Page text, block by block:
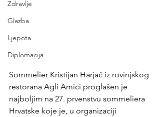
Zdravlje
Glazba
Ljepota
Diplomacija
Sommelier Kristijan Harjač iz rovinjskog
restorana Agli Amici proglašen je
najboljim na 27. prvenstvu sommeliera
Hrvatske koje je, u organizaciji